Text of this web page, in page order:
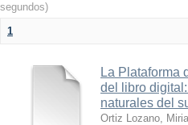
segundos)
1
La Plataforma
del libro
naturales del
Ortiz Lozano,